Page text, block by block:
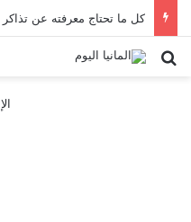
كل ما تحتاج معرفته عن تذاكر
بحث عن